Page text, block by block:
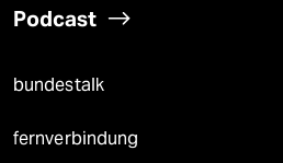
Podcast
bundestalk
fernverbindung